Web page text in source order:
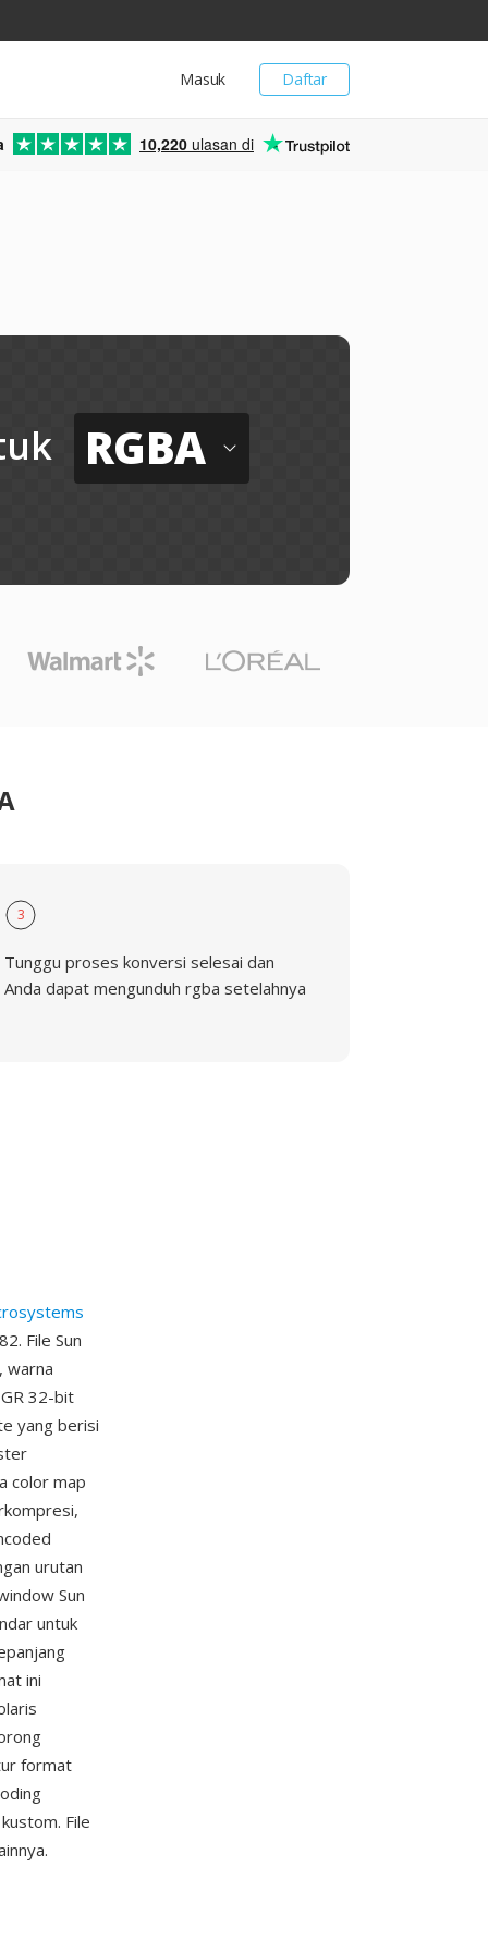
Daftar
Masuk
10,220 ulasan di
RGBA
3
Tunggu proses konversi selesai dan
Anda dapat mengunduh rgba setelahnya
File Sun
warna
32-bit
yang berisi
color map
urutan
Sun
untuk
ini
format
File